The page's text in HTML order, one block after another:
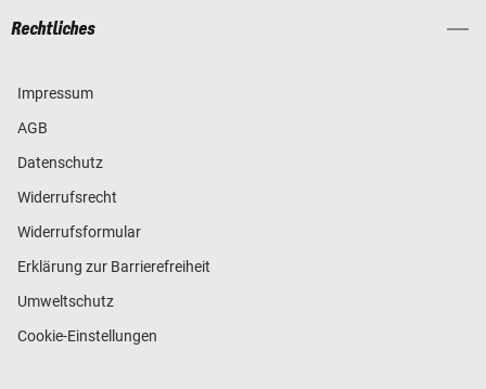
Rechtliches
Impressum
AGB
Datenschutz
Widerrufsrecht
Widerrufsformular
Erklärung zur Barrierefreiheit
Umweltschutz
Cookie-Einstellungen